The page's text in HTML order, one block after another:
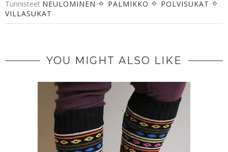
Tunnisteet NEULOMINEN PALMIKKO
POLVISUKAT
VILLASUKAT
YOU MIGHT ALSO LIKE